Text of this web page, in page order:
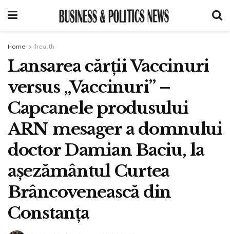
Home health
Lansarea cărții Vaccinuri
versus „Vaccinuri” –
Capcanele produsului
ARN mesager a domnului
doctor Damian Baciu, la
așezământul Curtea
Brâncovenească din
Constanța